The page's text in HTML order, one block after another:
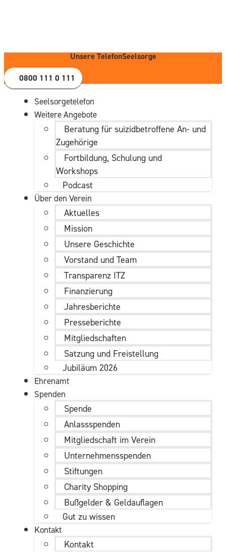
Unsere TelefonSeelsorge
0800 111 0 111
Seelsorgetelefon
Weitere Angebote
Beratung für suizidbetroffene An- und
Zugehörige
Fortbildung, Schulung und
Workshops
Podcast
Über den Verein
Aktuelles
Mission
Unsere Geschichte
Vorstand und Team
Transparenz ITZ
Finanzierung
Jahresberichte
Presseberichte
Mitgliedschaften
Satzung und Freistellung
Jubiläum 2026
Ehrenamt
Spenden
Spende
Anlassspenden
Mitgliedschaft im Verein
Unternehmens­spenden
Stiftungen
Charity Shopping
Bußgelder & Geldauflagen
Gut zu wissen
Kontakt
Kontakt